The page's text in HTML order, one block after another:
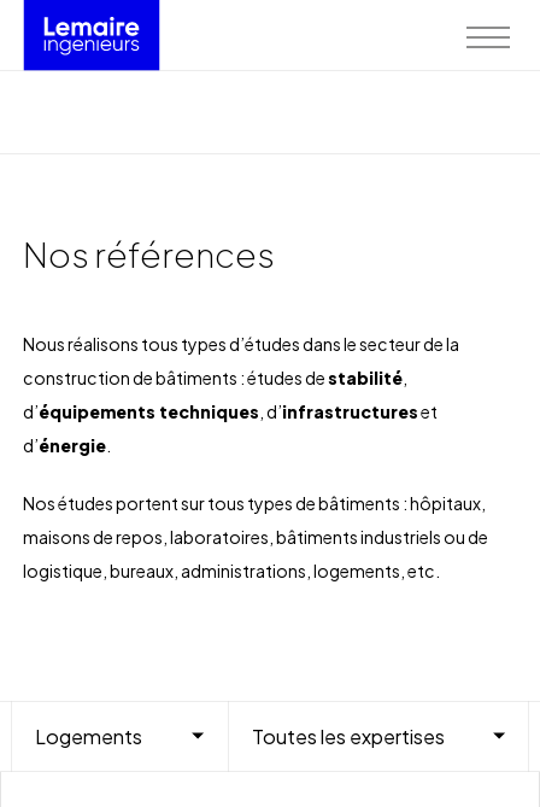
Nos références
Nous réalisons tous types d’études dans le secteur de la
construction de bâtiments : études destabilité,
d’équipements techniques , d’infrastructureset
d’énergie.
Nos études portent sur tous types de bâtiments : hôpitaux,
maisons de repos, laboratoires, bâtiments industriels ou de
logistique, bureaux, administrations, logements, etc.
Logements Toutes les expertises